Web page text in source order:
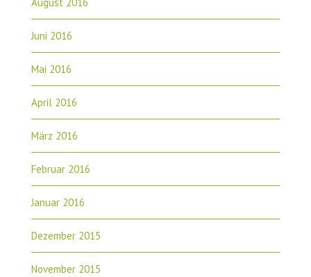
August 2016
Juni 2016
Mai 2016
April 2016
März 2016
Februar 2016
Januar 2016
Dezember 2015
November 2015